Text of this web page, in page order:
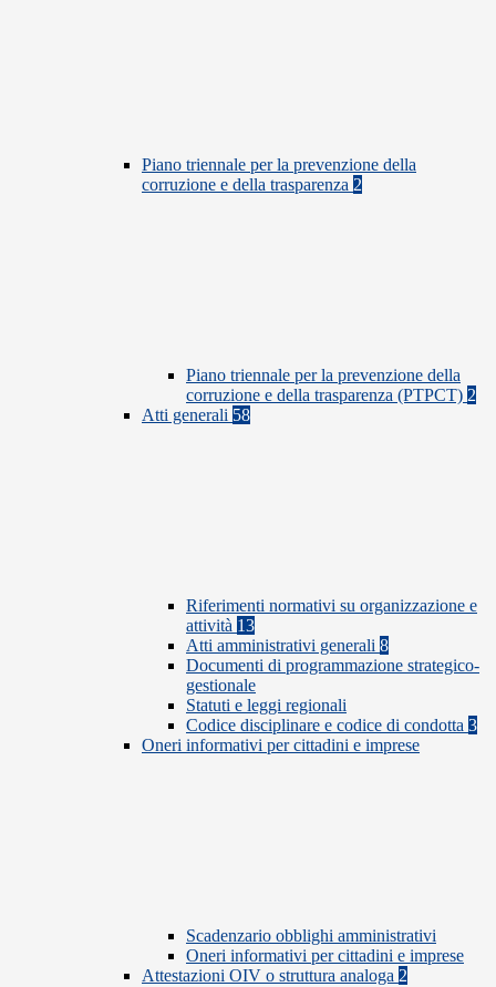
Piano triennale per la prevenzione della
corruzione e della trasparenza 2
Piano triennale per la prevenzione della
corruzione e della trasparenza (PTPCT) 2
Atti generali 58
Riferimenti normativi su organizzazione e
attività 13
Atti amministrativi generali 8
Documenti di programmazione strategico-
gestionale
Statuti e leggi regionali
Codice disciplinare e codice di condotta 3
Oneri informativi per cittadini e imprese
Scadenzario obblighi amministrativi
Oneri informativi per cittadini e imprese
Attestazioni OIV o struttura analoga 2